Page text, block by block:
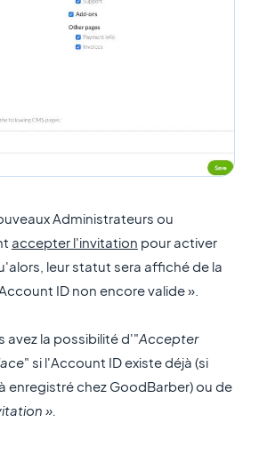
Administrateurs ou
accepter l'invitation pour activer
leur statut sera affiché de la
ID non encore valide ».
avez la possibilité d'"Accepter
" si l'Account ID existe déjà (si
enregistré chez GoodBarber) ou de
».